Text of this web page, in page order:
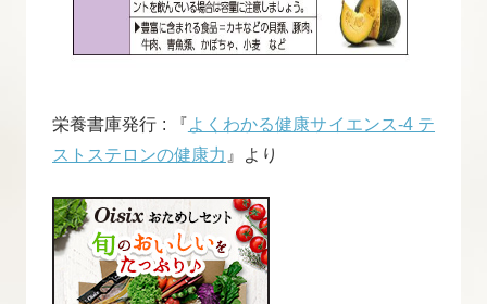
栄養書庫発行 : 『よくわかる健康サイエンス-4 テ
ストステロンの健康力 』より